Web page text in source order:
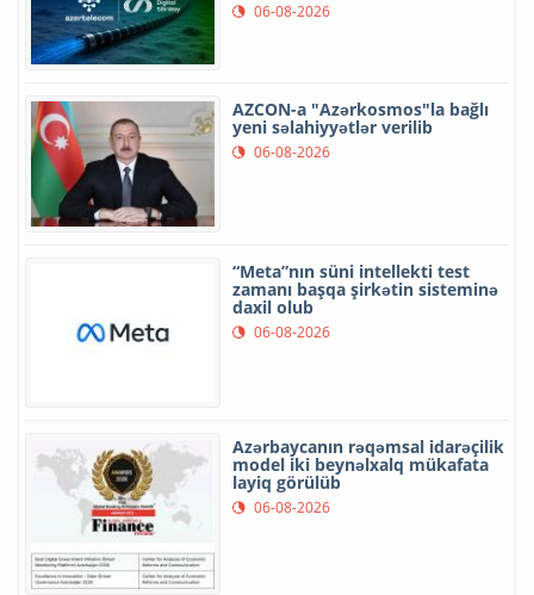
06-08-2026
AZCON-a "Azərkosmos"la bağlı
yeni səlahiyyətlər verilib
06-08-2026
“Meta”nın süni intellekti test
zamanı başqa şirkətin sisteminə
daxil olub
06-08-2026
Azərbaycanın rəqəmsal idarəçilik
model iki beynəlxalq mükafata
layiq görülüb
06-08-2026